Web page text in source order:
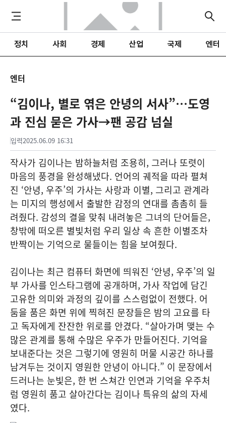
정치 사회 경제 산업 국제 엔터
엔터
“김이나, 별로 엮은 안녕의 서사”…도영
과 진심 묻은 가사→팬 공감 넘실
입력2025.06.09 16:31
작사가 김이나는 밤하늘처럼 조용히, 그러나 또렷이
마음의 풍경을 완성해냈다. 언어의 궤적을 따라 펼쳐
진 ‘안녕, 우주’의 가사는 사랑과 이별, 그리고 관계라
는 미지의 행성에서 출발한 감정의 연대를 촘촘히 들
려줬다. 감성의 결을 맞춰 내려놓은 그녀의 단어들은,
창밖에 떠오른 별빛처럼 우리 일상 속 흔한 이별조차
반짝이는 기억으로 물들이는 힘을 보여줬다.
김이나는 최근 컴퓨터 화면에 띄워진 ‘안녕, 우주’의 일
부 가사를 인스타그램에 공개하며, 가사 작업에 담긴
고유한 의미와 과정의 깊이를 스스럼없이 전했다. 어
둠을 품은 화면 위에 찍혀진 문장들은 밤의 고요를 타
고 독자에게 잔잔한 위로를 안겼다. “살아가며 맺는 수
많은 관계를 통해 수많은 우주가 만들어진다. 기억을
보내준다는 것은 그렇기에 영원히 머물 시공간 하나를
남겨두는 것이지 영원한 안녕이 아니다.” 이 문장에서
드러나는 눈빛은, 한 번 스쳐간 인연과 기억을 우주처
럼 영원히 품고 살아간다는 김이나 특유의 삶의 자세
였다.